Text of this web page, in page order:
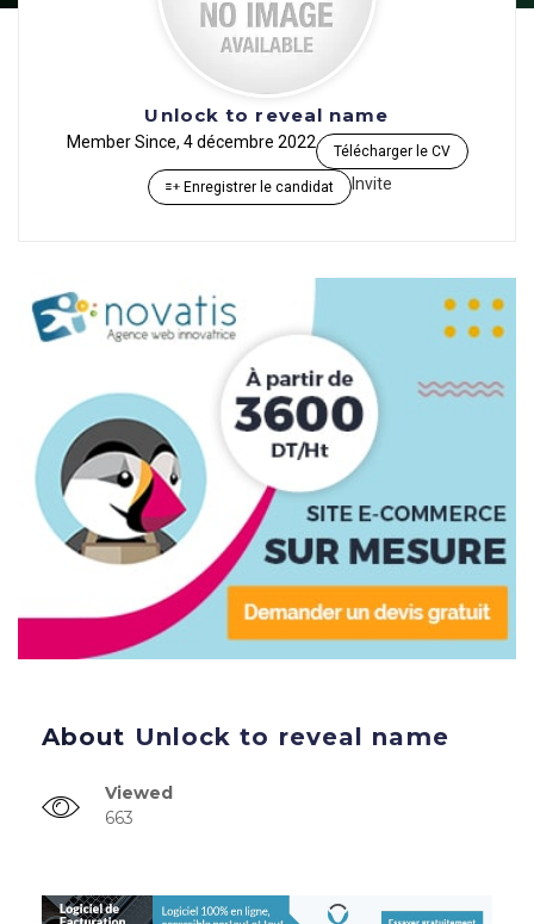
Unlock to reveal name
Member Since, 4 décembre 2022 Télécharger le CV
Enregistrer le candidat Invite
About Unlock to reveal name
Viewed
663